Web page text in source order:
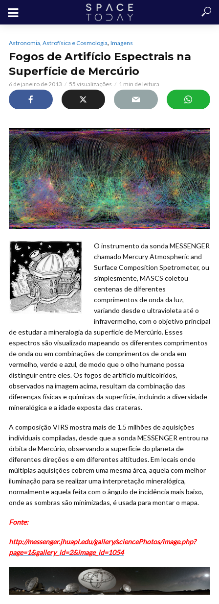
Astronomia, Astrofísica e Cosmologia, Imagens
Fogos de Artifício Espectrais na
Superfície de Mercúrio
6 de janeiro de 2013 55 visualizações 1 min de leitura
O instrumento da sonda MESSENGER
chamado Mercury Atmospheric and
Surface Composition Spetrometer, ou
simplesmente, MASCS coletou
centenas de diferentes
comprimentos de onda da luz,
variando desde o ultravioleta até o
infravermelho, com o objetivo principal
de estudar a mineralogia da superfície de Mercúrio. Esses
espectros são visualizado mapeando os diferentes comprimentos
de onda ou em combinações de comprimentos de onda em
vermelho, verde e azul, de modo que o olho humano possa
distinguir entre eles. Os fogos de artifício multicolridos,
observados na imagem acima, resultam da combinação das
diferenças físicas e químicas da superfície, incluindo a diversidade
mineralógica e a idade exposta das crateras.
A composição VIRS mostra mais de 1.5 milhões de aquisições
individuais compiladas, desde que a sonda MESSENGER entrou na
órbita de Mercúrio, observando a superfície do planeta de
diferentes direções e em diferentes altitudes. Em locais onde
múltiplas aquisições cobrem uma mesma área, aquela com melhor
iluminação para se realizar uma interpretação mineralógica,
normalmente aquela feita com o ângulo de incidência mais baixo,
onde as sombras são minimizadas, é usada para montar o mapa.
Fonte:
http://messenger.jhuapl.edu/gallery/sciencePhotos/image.php?
page=1&gallery_id=2&image_id=1054